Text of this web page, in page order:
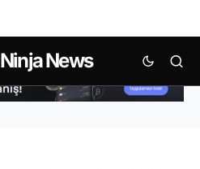
Ninja News